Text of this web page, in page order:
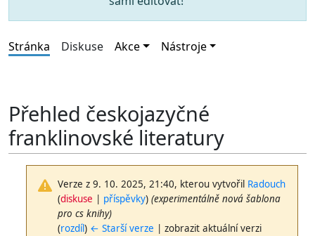
Stránka Diskuse Akce Nástroje
Přehled českojazyčné
franklinovské literatury
Verze z 9. 10. 2025, 21:40, kterou vytvořil Radouch
(diskuse | příspěvky) (experimentálně nová šablona
pro cs knihy)
(rozdíl) ← Starší verze | zobrazit aktuální verzi